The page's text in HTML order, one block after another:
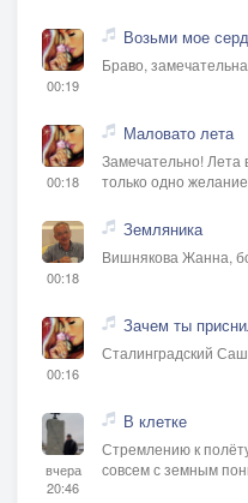
00:19
Возьми мое
Браво,
00:18
Маловато лета
Замечательно! Лета
только одно
00:18
Земляника
Вишнякова Жанна,
00:16
Зачем ты
Сталинградский
вчера
20:46
В клетке
Стремлению к
совсем с земным